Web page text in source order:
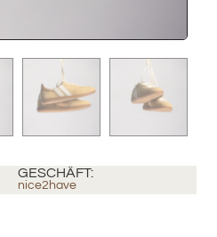
GESCHÄFT:
nice2have